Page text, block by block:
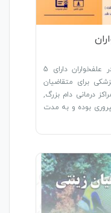
دوره آموزشی بیماریهای متابولیک در علفخواران دارای 5
برای متقاضیان
درمانی دام بزرگ,
بوده و به مدت